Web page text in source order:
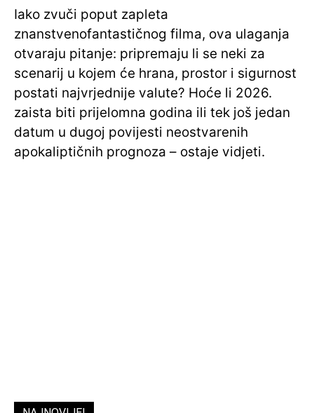
Iako zvuči poput zapleta
znanstvenofantastičnog filma, ova ulaganja
otvaraju pitanje: pripremaju li se neki za
scenarij u kojem će hrana, prostor i sigurnost
postati najvrjednije valute? Hoće li 2026.
zaista biti prijelomna godina ili tek još jedan
datum u dugoj povijesti neostvarenih
apokaliptičnih prognoza – ostaje vidjeti.